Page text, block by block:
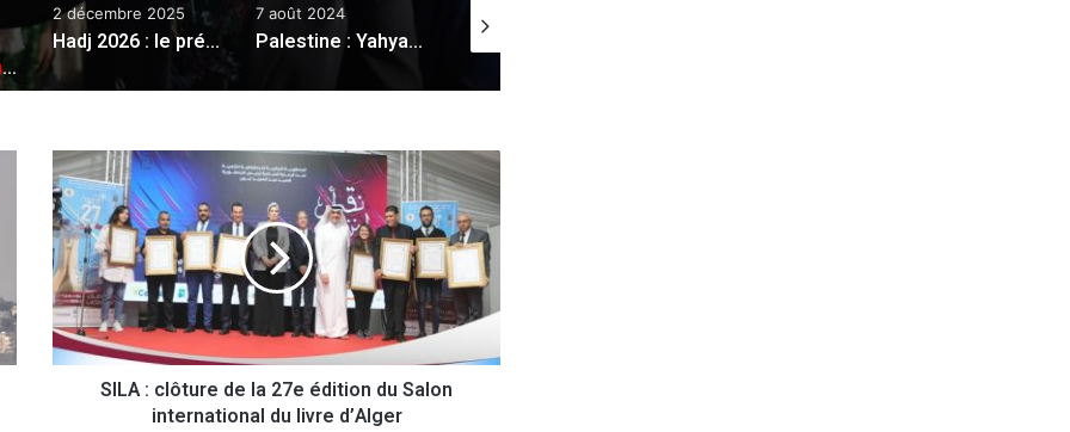
2 décembre 2025
Hadj 2026 : le président de la République alloue un quota supplémentaire de 2000 carnets de hadj aux personnes âgées de 70 ans et plus
7 août 2024
Palestine : Yahya Sinwar désigné à la tête du bureau politique du Hamas
S
I
L
A
:
c
l
ô
t
SILA : clôture de la 27e édition du Salon
international du livre d’Alger